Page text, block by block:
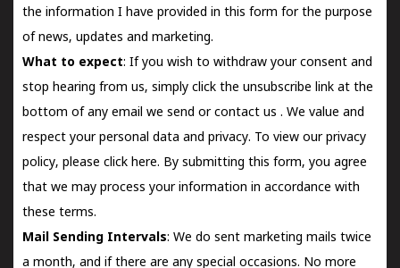
the information I have provided in this form for the purpose
of news, updates and marketing.
What to expect: If you wish to withdraw your consent and
stop hearing from us, simply click the unsubscribe link at the
bottom of any email we send orcontact us . We value and
respect your personal data and privacy. To view our privacy
policy, please click here. By submitting this form, you agree
that we may process your information in accordance with
these terms.
Mail Sending Intervals: We do sent marketing mails twice
a month, and if there are any special occasions. No more